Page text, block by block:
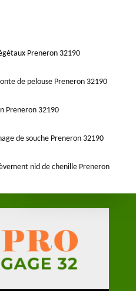
Preneron 32190
de pelouse Preneron 32190
Preneron 32190
de souche Preneron 32190
nid de chenille Preneron